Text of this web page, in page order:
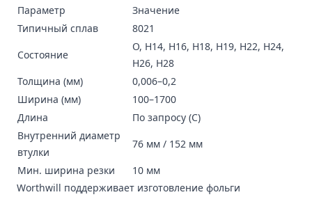
Параметр
Значение
Типичный сплав
8021
Состояние
O, H14, H16, H18, H19, H22, H24,
H26, H28
Толщина (мм)
0,006–0,2
Ширина (мм)
100–1700
Длина
По запросу (C)
Внутренний диаметр
втулки
76 мм / 152 мм
Мин. ширина резки
10 мм
Worthwill поддерживает изготовление фольги